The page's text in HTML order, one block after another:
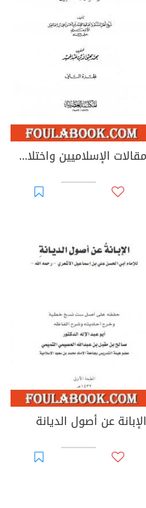
مقالات الإسلاميين واختلاف المصلين - الجزء الثاني
الإبانة عن أصول الديانة